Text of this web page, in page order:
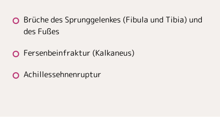
Brüche des Sprunggelenkes (Fibula und Tibia) und
des Fußes
Fersenbeinfraktur (Kalkaneus)
Achillessehnenruptur